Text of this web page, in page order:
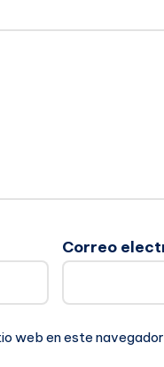
Correo
web en este